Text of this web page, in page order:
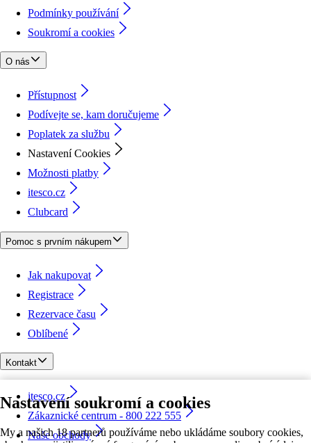
Nastavení soukromí a cookies
My a našich 18 partnerů používáme nebo ukládáme soubory cookies,
Podmínky používání
Soukromí a cookies
O nás
Přístupnost
Podívejte se, kam doručujeme
Poplatek za službu
Nastavení Cookies
Možnosti platby
itesco.cz
Clubcard
Pomoc s prvním nákupem
Jak nakupovat
Registrace
Rezervace času
Oblíbené
Kontakt
itesco.cz
Zákaznické centrum - 800 222 555
Naše obchody